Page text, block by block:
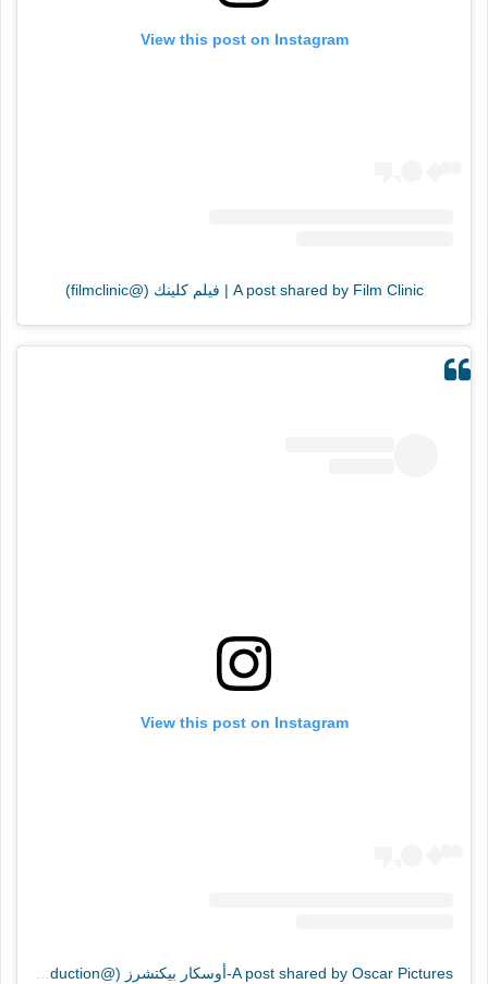
View this post on Instagram
A post shared by Film Clinic | فيلم كلينك (@filmclinic)
View this post on Instagram
A post shared by Oscar Pictures-أوسكار بيكتشرز (@oscar.distribution.production)